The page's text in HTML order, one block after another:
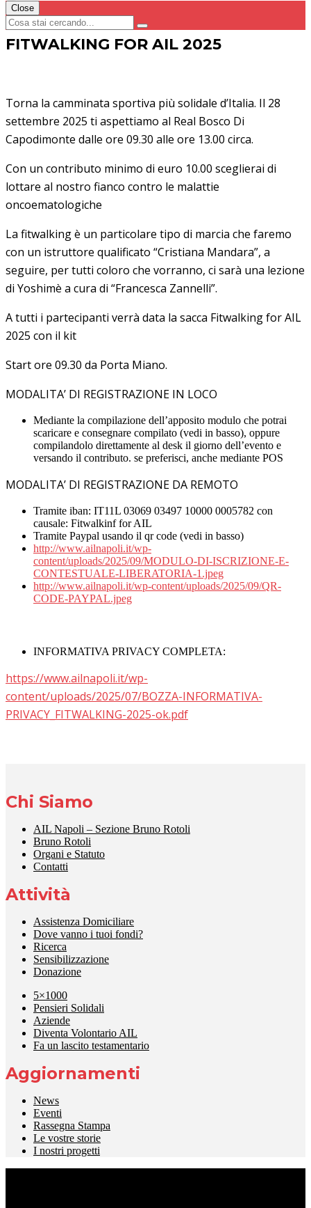
Close
FITWALKING FOR AIL 2025
Torna la camminata sportiva più solidale d’Italia. Il 28
settembre 2025 ti aspettiamo al Real Bosco Di
Capodimonte dalle ore 09.30 alle ore 13.00 circa.
Con un contributo minimo di euro 10.00 sceglierai di
lottare al nostro fianco contro le malattie
oncoematologiche
La fitwalking è un particolare tipo di marcia che faremo
con un istruttore qualificato “Cristiana Mandara”, a
seguire, per tutti coloro che vorranno, ci sarà una lezione
di Yoshimè a cura di “Francesca Zannelli”.
A tutti i partecipanti verrà data la sacca Fitwalking for AIL
2025 con il kit
Start ore 09.30 da Porta Miano.
MODALITA’ DI REGISTRAZIONE IN LOCO
Mediante la compilazione dell’apposito modulo che potrai
scaricare e consegnare compilato (vedi in basso), oppure
compilandolo direttamente al desk il giorno dell’evento e
versando il contributo. se preferisci, anche mediante POS
MODALITA’ DI REGISTRAZIONE DA REMOTO
Tramite iban: IT11L 03069 03497 10000 0005782 con
causale: Fitwalkinf for AIL
Tramite Paypal usando il qr code (vedi in basso)
http://www.ailnapoli.it/wp-
content/uploads/2025/09/MODULO-DI-ISCRIZIONE-E-
CONTESTUALE-LIBERATORIA-1.jpeg
http://www.ailnapoli.it/wp-content/uploads/2025/09/QR-
CODE-PAYPAL.jpeg
INFORMATIVA PRIVACY COMPLETA:
https://www.ailnapoli.it/wp-
content/uploads/2025/07/BOZZA-INFORMATIVA-
PRIVACY_FITWALKING-2025-ok.pdf
Chi Siamo
AIL Napoli – Sezione Bruno Rotoli
Bruno Rotoli
Organi e Statuto
Contatti
Attività
Assistenza Domiciliare
Dove vanno i tuoi fondi?
Ricerca
Sensibilizzazione
Donazione
5×1000
Pensieri Solidali
Aziende
Diventa Volontario AIL
Fa un lascito testamentario
Aggiornamenti
News
Eventi
Rassegna Stampa
Le vostre storie
I nostri progetti